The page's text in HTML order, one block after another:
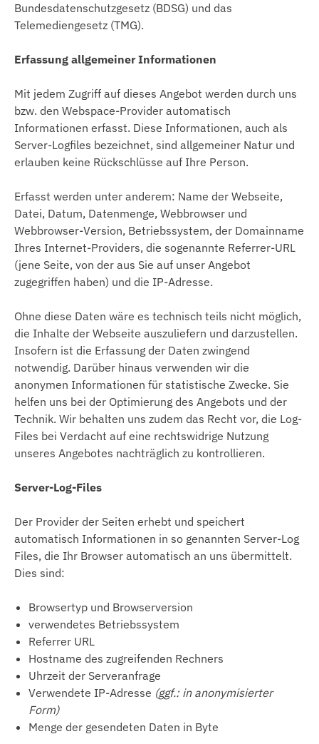
Bundesdatenschutzgesetz (BDSG) und das
Telemediengesetz (TMG).
Erfassung allgemeiner Informationen
Mit jedem Zugriff auf dieses Angebot werden durch uns
bzw. den Webspace-Provider automatisch
Informationen erfasst. Diese Informationen, auch als
Server-Logfiles bezeichnet, sind allgemeiner Natur und
erlauben keine Rückschlüsse auf Ihre Person.
Erfasst werden unter anderem: Name der Webseite,
Datei, Datum, Datenmenge, Webbrowser und
Webbrowser-Version, Betriebssystem, der Domainname
Ihres Internet-Providers, die sogenannte Referrer-URL
(jene Seite, von der aus Sie auf unser Angebot
zugegriffen haben) und die IP-Adresse.
Ohne diese Daten wäre es technisch teils nicht möglich,
die Inhalte der Webseite auszuliefern und darzustellen.
Insofern ist die Erfassung der Daten zwingend
notwendig. Darüber hinaus verwenden wir die
anonymen Informationen für statistische Zwecke. Sie
helfen uns bei der Optimierung des Angebots und der
Technik. Wir behalten uns zudem das Recht vor, die Log-
Files bei Verdacht auf eine rechtswidrige Nutzung
unseres Angebotes nachträglich zu kontrollieren.
Server-Log-Files
Der Provider der Seiten erhebt und speichert
automatisch Informationen in so genannten Server-Log
Files, die Ihr Browser automatisch an uns übermittelt.
Dies sind:
Browsertyp und Browserversion
verwendetes Betriebssystem
Referrer URL
Hostname des zugreifenden Rechners
Uhrzeit der Serveranfrage
Verwendete IP-Adresse (ggf.: in anonymisierter
Form)
Menge der gesendeten Daten in Byte